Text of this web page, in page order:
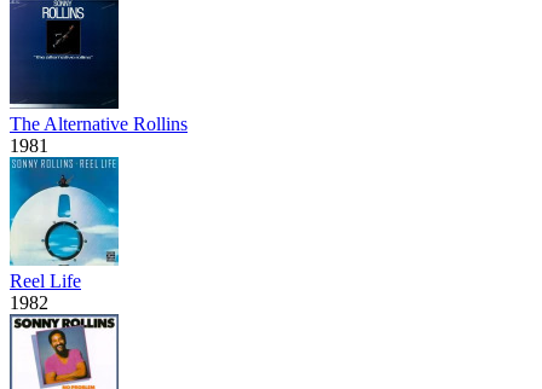
The Alternative Rollins
1981
Reel Life
1982